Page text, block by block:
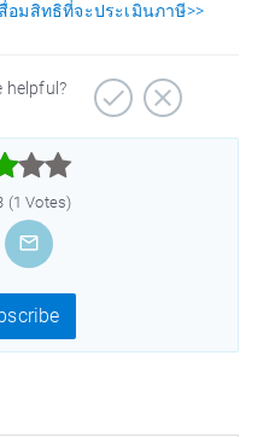
อมสิทธิที่จะประเมินภาษี>>
helpful?
(1 Votes)